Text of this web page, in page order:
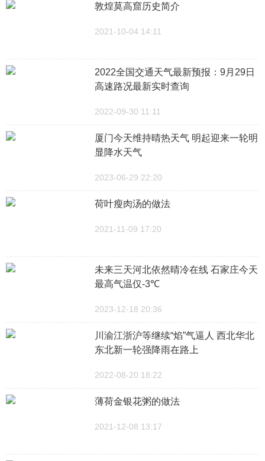
敦煌莫高窟历史简介
2021-10-04 14:11
2022全国交通天气最新预报：9月29日
高速路况最新实时查询
2022-09-30 11:11
厦门今天维持晴热天气 明起迎来一轮明
显降水天气
2023-06-29 22:20
荷叶瘦肉汤的做法
2021-11-09 17:20
未来三天河北依然晴冷在线 石家庄今天
最高气温仅-3℃
2023-12-18 20:36
川渝江浙沪等继续“焰”气逼人 西北华北
东北新一轮强降雨在路上
2022-08-20 18:22
薄荷金银花粥的做法
2021-12-08 13:17